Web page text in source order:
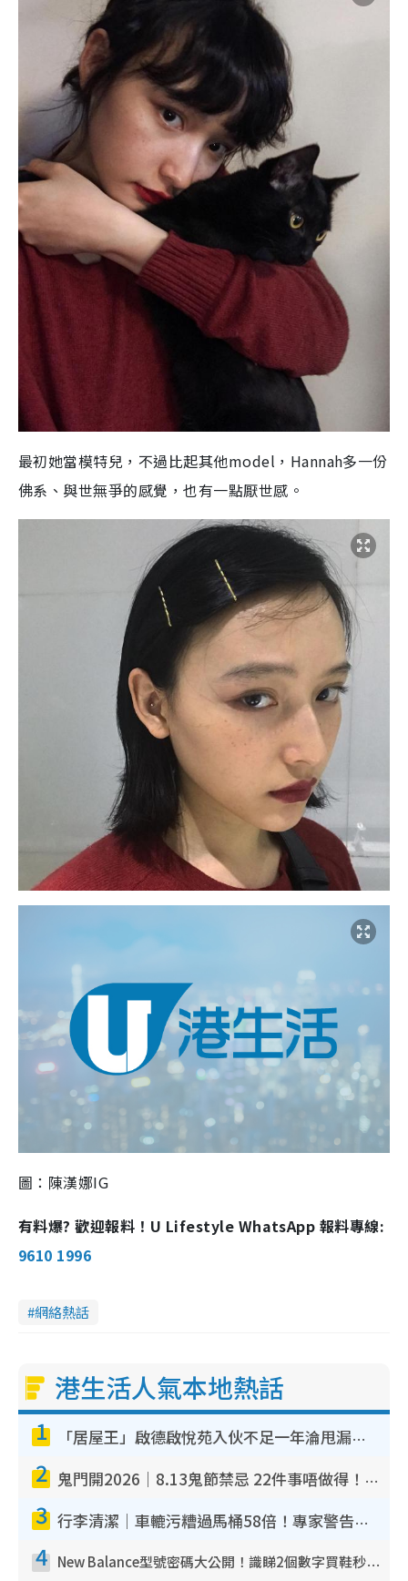
最初她當模特兒，不過比起其他model，Hannah多一份
佛系、與世無爭的感覺，也有一點厭世感。
圖：陳漢娜IG
有料爆? 歡迎報料！U Lifestyle WhatsApp 報料專線:
9610 1996
網絡熱話
港生活人氣本地熱話
1 「居屋王」啟德啟悅苑入伙不足一年淪甩漏之王！插頭噴火花致大停電 多戶業主全屋家電報銷
2 鬼門開2026｜8.13鬼節禁忌 22件事唔做得！燒肉、刺身要少食？半夜勿吹口哨/打呢個電話
3 行李清潔｜車轆污糟過馬桶58倍！專家警告忌用酒精抹 教1招免污手除菌
4 New Balance型號密碼大公開！識睇2個數字買鞋秒知功能免中伏 附5大熱門鞋款